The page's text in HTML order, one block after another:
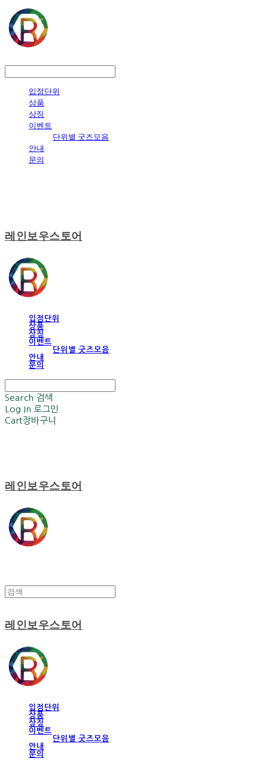
입점단위
상품
상징
이벤트
단위별 굿즈모음
안내
문의
레인보우스토어
입점단위
상품
상징
이벤트
단위별 굿즈모음
안내
문의
Search 검색
Log In 로그인
Cart장바구니
레인보우스토어
레인보우스토어
입점단위
상품
상징
이벤트
단위별 굿즈모음
안내
문의